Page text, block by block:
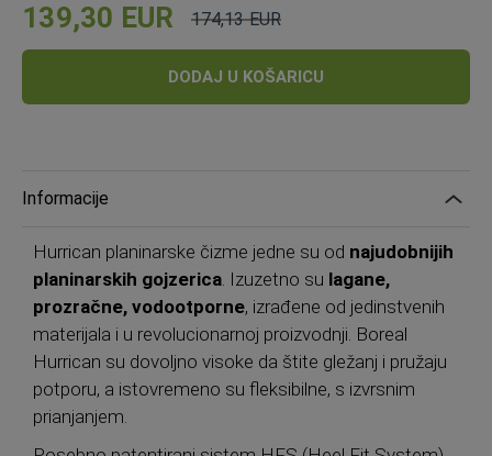
Cijena
139,30 EUR
Standardna
174,13 EUR
DODAJ U KOŠARICU
Informacije
Hurrican planinarske čizme jedne su od najudobnijih
planinarskih gojzerica. Izuzetno su lagane,
prozračne, vodootporne, izrađene od jedinstvenih
materijala i u revolucionarnoj proizvodnji. Boreal
Hurrican su dovoljno visoke da štite gležanj i pružaju
potporu, a istovremeno su fleksibilne, s izvrsnim
prianjanjem.